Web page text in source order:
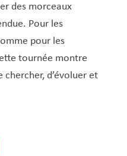
des morceaux
Pour les
pour les
tournée montre
d’évoluer et